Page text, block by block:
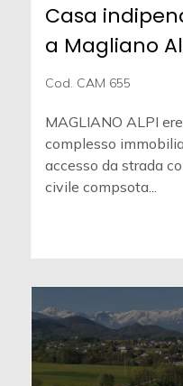
Casa
a Magliano
Cod. CAM 655
MAGLIANO ALPI
complesso
accesso da strada
civile compsota...